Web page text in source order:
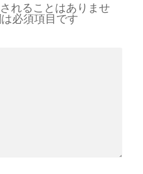
れることはありませ
必須項目です